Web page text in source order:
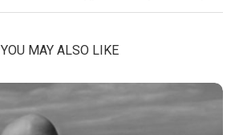
YOU MAY ALSO LIKE